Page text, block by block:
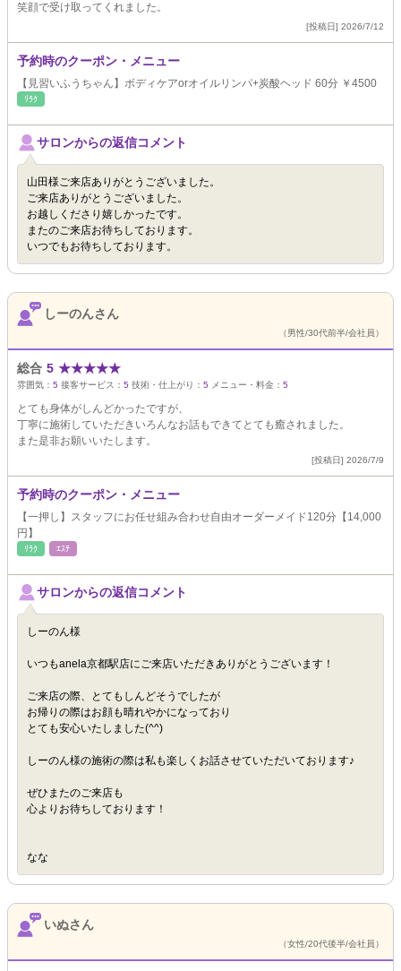
笑顔で受け取ってくれました。
[投稿日] 2026/7/12
予約時のクーポン・メニュー
【見習いふうちゃん】ボディケアorオイルリンパ+炭酸ヘッド 60分 ￥4500
ﾘﾗｸ
サロンからの返信コメント
山田様ご来店ありがとうございました。
ご来店ありがとうございました。
お越しくださり嬉しかったです。
またのご来店お待ちしております。
いつでもお待ちしております。
しーのんさん
（男性/30代前半/会社員）
総合 5 ★★★★★
雰囲気： 5 接客サービス： 5 技術・仕上がり： 5 メニュー・料金： 5
とても身体がしんどかったですが、
丁寧に施術していただきいろんなお話もできてとても癒されました。
また是非お願いいたします。
[投稿日] 2026/7/9
予約時のクーポン・メニュー
【一押し】スタッフにお任せ組み合わせ自由オーダーメイド120分【14,000
円】
ﾘﾗｸ ｴｽﾃ
サロンからの返信コメント
しーのん様
いつもanela京都駅店にご来店いただきありがとうございます！
ご来店の際、とてもしんどそうでしたが
お帰りの際はお顔も晴れやかになっており
とても安心いたしました(^^)
しーのん様の施術の際は私も楽しくお話させていただいております♪
ぜひまたのご来店も
心よりお待ちしております！
なな
いぬさん
（女性/20代後半/会社員）